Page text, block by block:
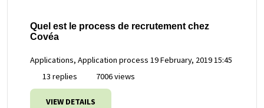
Quel est le process de recrutement chez
Covéa
Applications, Application process 19 February, 2019 15:45
13 replies
7006 views
VIEW DETAILS